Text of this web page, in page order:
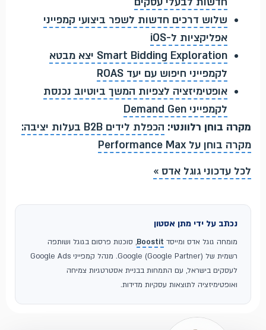
שלוש דרכים חדשות לשפר ביצועי קמפייני
אפליקציות ל-iOS
Smart Bidding Exploration יצא מבטא
לקמפייני חיפוש עם יעד ROAS
אופטימיזציה לצפיות המשך ביוטיוב נכנסת
לקמפייני Demand Gen
מקרה בוחן רלוונטי:
הכפלת לידים B2B בעלות יציבה:
מקרה בוחן על Performance Max
לכל עדכוני גוגל אדס »
נכתב על ידי מתן אסטון
מומחה גוגל אדס ומייסד Boostit, סוכנות פרסום בגוגל ושותפה
רשמית של Google (Google Partner). מנהל קמפייני Google Ads
לעסקים בישראל, עם התמחות בבניית אסטרטגיות צמיחה
ואופטימיזציה לתוצאות עסקיות מדידות.